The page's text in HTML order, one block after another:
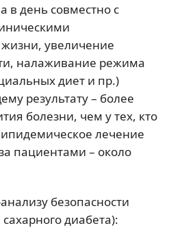
в день совместно с
увеличение
налаживание режима
диет и пр.)
результату – более
болезни, чем у тех, кто
лечение
пациентами – около
безопасности
диабета):